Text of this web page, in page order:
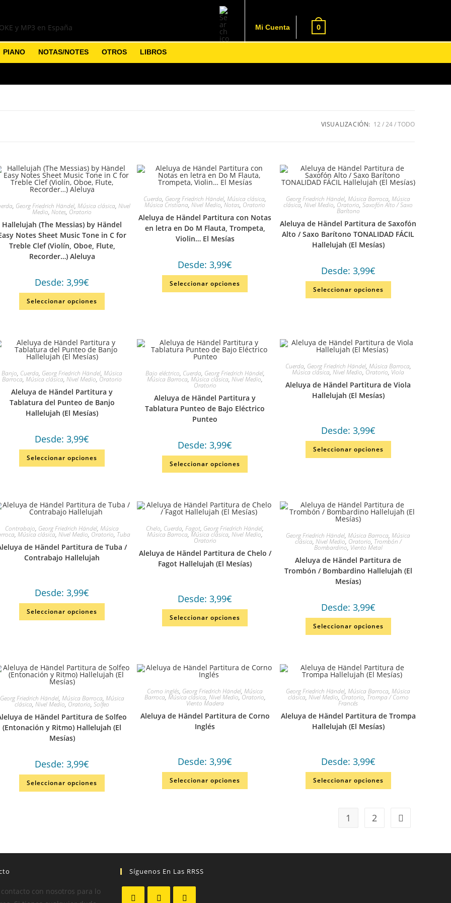
Mi Cuenta 0
PIANO NOTAS/NOTES OTROS LIBROS
VISUALIZACIÓN: 12 24 TODO
, Georg Friedrich Händel, Música clásica, Nivel
Medio,Notes, Oratorio
Hallelujah (The Messias) by Händel
Notes Sheet Music Tone in C for
Treble Clef (Violín, Oboe, Flute,
Recorder…) Aleluya
Desde:3,99€
Seleccionar opciones
Cuerda, Georg Friedrich Händel,Música clásica,
Música Cristiana,Nivel Medio,Notas, Oratorio
Aleluya de Händel Partitura con Notas
en letra en Do M Flauta, Trompeta,
Violin… El Mesías
Desde:3,99€
Seleccionar opciones
Georg Friedrich Händel,Música Barroca,Música
clásica,Nivel Medio, Oratorio,Saxofón Alto / Saxo
Barítono
Aleluya de Händel Partitura de Saxofón
Alto / Saxo Barítono TONALIDAD FÁCIL
Hallelujah (El Mesías)
Desde: 3,99€
Seleccionar opciones
Banjo, Cuerda, Georg Friedrich Händel,Música
Barroca,Música clásica,Nivel Medio, Oratorio
Aleluya de Händel Partitura y
Tablatura del Punteo de Banjo
Hallelujah (El Mesías)
Desde:3,99€
Seleccionar opciones
Bajo eléctrico, Cuerda, Georg Friedrich Händel,
Música Barroca,Música clásica,Nivel Medio,
Oratorio
Aleluya de Händel Partitura y
Tablatura Punteo de Bajo Eléctrico
Punteo
Desde:3,99€
Seleccionar opciones
Cuerda, Georg Friedrich Händel, Música Barroca,
Música clásica,Nivel Medio,Oratorio, Viola
Aleluya de Händel Partitura de Viola
Hallelujah (El Mesías)
Desde: 3,99€
Seleccionar opciones
Contrabajo, Georg Friedrich Händel,Música
, Música clásica, Nivel Medio, Oratorio, Tuba
de Händel Partitura de Tuba /
Contrabajo Hallelujah
Desde:3,99€
Seleccionar opciones
Chelo, Cuerda,Fagot, Georg Friedrich Händel,
Música Barroca,Música clásica,Nivel Medio,
Oratorio
Aleluya de Händel Partitura de Chelo /
Fagot Hallelujah (El Mesías)
Desde:3,99€
Seleccionar opciones
Georg Friedrich Händel,Música Barroca,Música
clásica, Nivel Medio, Oratorio, Trombón /
Bombardino, Viento Metal
Aleluya de Händel Partitura de
Trombón / Bombardino Hallelujah (El
Mesías)
Desde: 3,99€
Seleccionar opciones
Georg Friedrich Händel, Música Barroca, Música
clásica,Nivel Medio, Oratorio,Solfeo
de Händel Partitura de Solfeo
(Entonación y Ritmo) Hallelujah (El
Mesías)
Desde:3,99€
Seleccionar opciones
Corno inglés, Georg Friedrich Händel,Música
Barroca, Música clásica, Nivel Medio,Oratorio,
Viento Madera
Aleluya de Händel Partitura de Corno
Inglés
Desde:3,99€
Seleccionar opciones
Georg Friedrich Händel,Música Barroca,Música
clásica, Nivel Medio, Oratorio, Trompa / Corno
Francés
Aleluya de Händel Partitura de Trompa
Hallelujah (El Mesías)
Desde: 3,99€
Seleccionar opciones
1 2
con nosotros para lo
Síguenos En Las RRSS